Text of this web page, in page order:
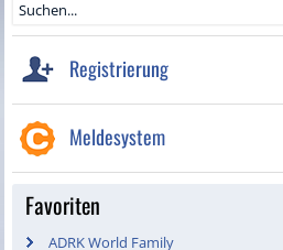
Registrierung
Meldesystem
Favoriten
ADRK World Family